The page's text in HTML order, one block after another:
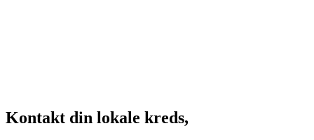
Kontakt din lokale kreds,